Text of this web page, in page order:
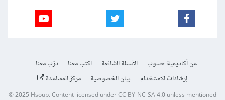
عن أكاديمية حسوب الأسئلة الشائعة اكتب معنا
درّب معنا
إرشادات الاستخدام
بيان الخصوصية مركز المساعدة
© 2025Hsoub.Content licensed underCC BY-NC-SA 4.0unless mentioned